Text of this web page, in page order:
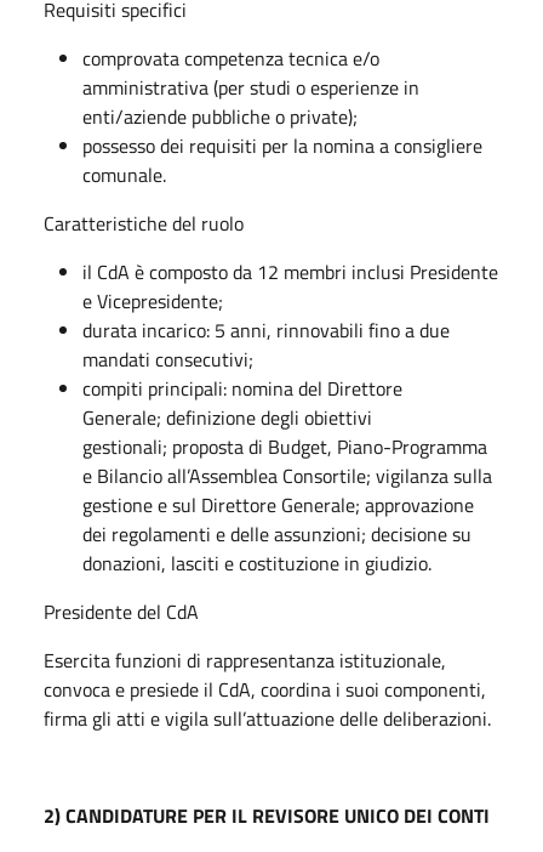
Requisiti specifici
comprovata competenza tecnica e/o
amministrativa (per studi o esperienze in
enti/aziende pubbliche o private);
possesso dei requisiti per la nomina a consigliere
comunale.
Caratteristiche del ruolo
il CdA è composto da 12 membri inclusi Presidente
e Vicepresidente;
durata incarico: 5 anni, rinnovabili fino a due
mandati consecutivi;
compiti principali: nomina del Direttore
Generale; definizione degli obiettivi
gestionali; proposta di Budget, Piano-Programma
e Bilancio all’Assemblea Consortile; vigilanza sulla
gestione e sul Direttore Generale; approvazione
dei regolamenti e delle assunzioni; decisione su
donazioni, lasciti e costituzione in giudizio.
Presidente del CdA
Esercita funzioni di rappresentanza istituzionale,
convoca e presiede il CdA, coordina i suoi componenti,
firma gli atti e vigila sull’attuazione delle deliberazioni.
2) CANDIDATURE PER IL REVISORE UNICO DEI CONTI